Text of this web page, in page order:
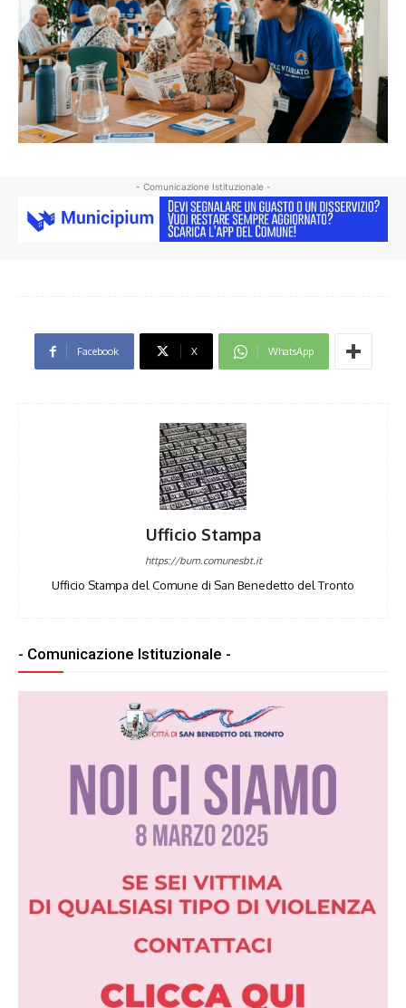
- Comunicazione Istituzionale -
Facebook X WhatsApp
Ufficio Stampa
https://bum.comunesbt.it
Ufficio Stampa del Comune di San Benedetto del Tronto
- Comunicazione Istituzionale -